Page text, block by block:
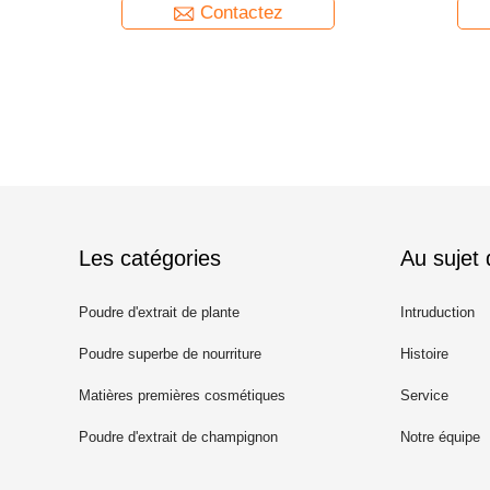
Contactez
Les catégories
Poudre d'extrait de plante
Poudre superbe de nourriture
Matières premières cosmétiques
Poudre d'extrait de champignon
Au sujet
Intruduction
Histoire
Service
Notre équipe